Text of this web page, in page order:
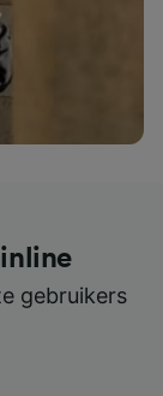
gebruikers